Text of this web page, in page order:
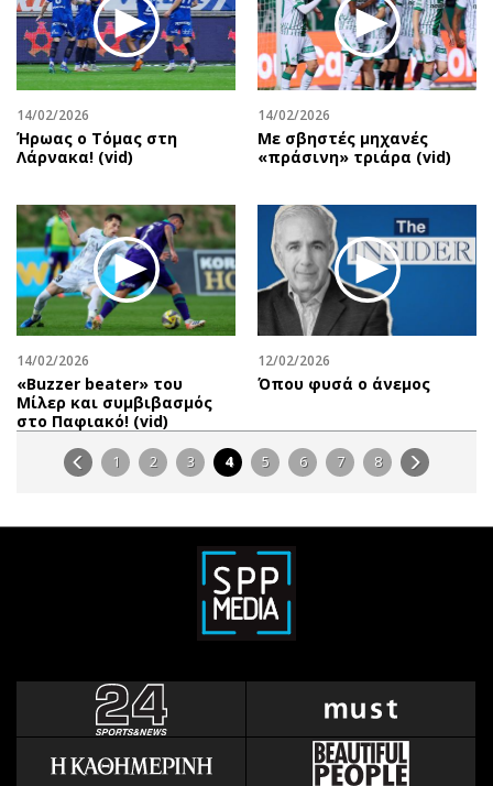
14/02/2026
Ήρωας ο Τόμας στη
Λάρνακα! (vid)
14/02/2026
Με σβηστές μηχανές
«πράσινη» τριάρα (vid)
14/02/2026
«Βuzzer beater» του
Μίλερ και συμβιβασμός
στο Παφιακό! (vid)
12/02/2026
Όπου φυσά ο άνεμος
1 2 3 4 5 6 7 8